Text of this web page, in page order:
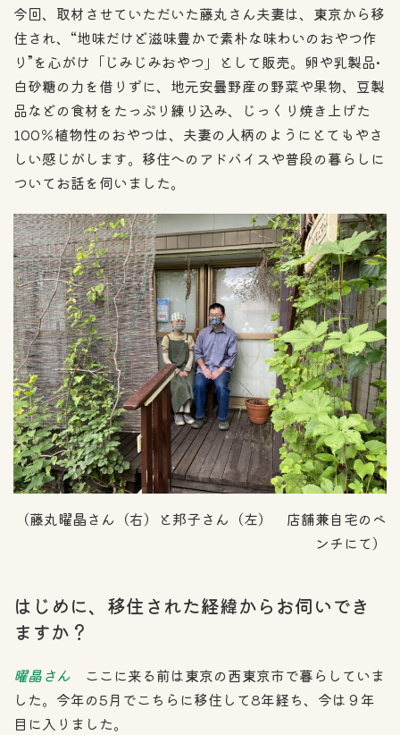
今回、取材させていただいた藤丸さん夫妻は、東京から移
住され、“地味だけど滋味豊かで素朴な味わいのおやつ作
り”を心がけ「じみじみおやつ」として販売。卵や乳製品•
白砂糖の力を借りずに、地元安曇野産の野菜や果物、豆製
品などの食材をたっぷり練り込み、じっくり焼き上げた
100％植物性のおやつは、夫妻の人柄のようにとてもやさ
しい感じがします。移住へのアドバイスや普段の暮らしに
ついてお話を伺いました。
（藤丸曜晶さん（右）と邦子さん（左） 店舗兼自宅のベ
ンチにて）
はじめに、移住された経緯からお伺いでき
ますか？
曜晶さん ここに来る前は東京の西東京市で暮らしていま
した。今年の5月でこちらに移住して8年経ち、今は９年
目に入りました。